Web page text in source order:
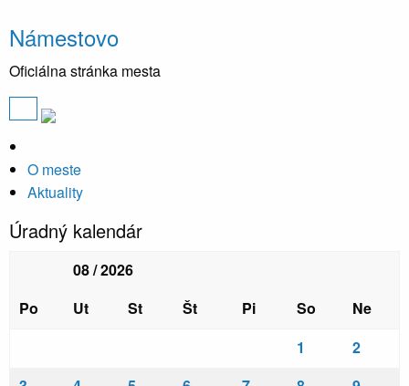
Námestovo
Oficiálna stránka mesta
O meste
Aktuality
Úradný kalendár
08 / 2026
Po
Ut St Št Pi So
Ne
1
2